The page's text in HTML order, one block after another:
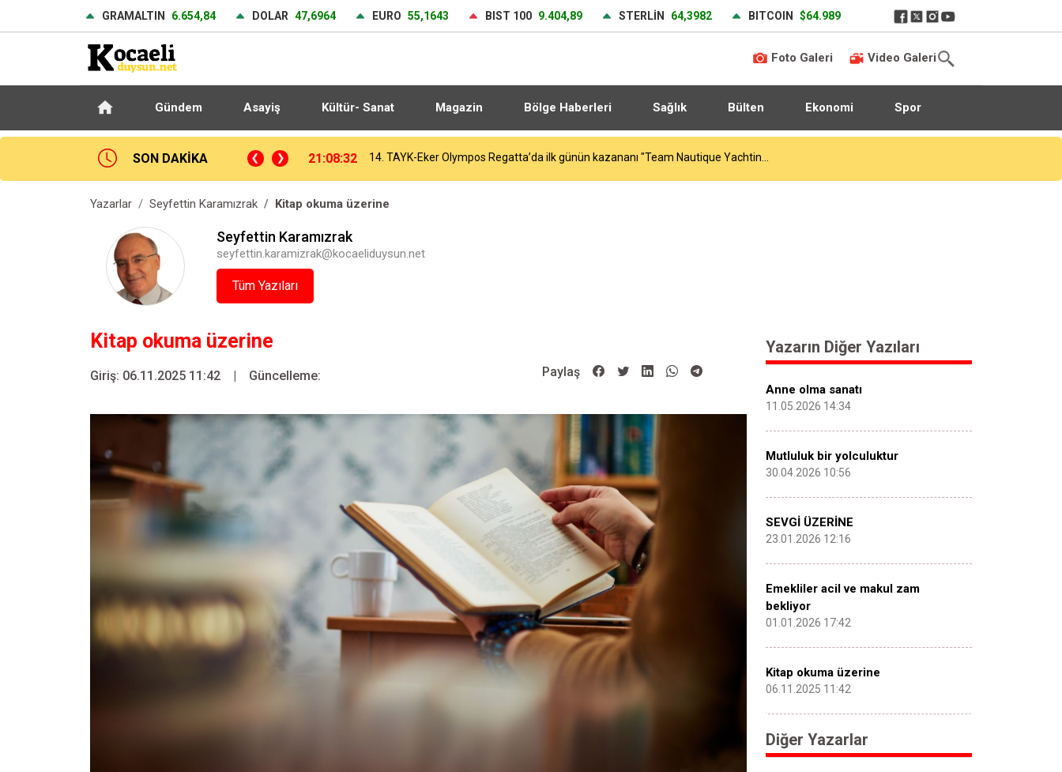
GRAMALTIN 6.654,84 DOLAR 47,6964 EURO 55,1643 BIST 100 9.404,89 STERLİN 64,3982 BITCOIN $64.989
Foto Galeri Video Galeri
Gündem Asayiş Kültür- Sanat Magazin Bölge Haberleri Sağlık Bülten Ekonomi Spor
SON DAKİKA 14. TAYK-Eker Olympos Regatta’da ilk günün kazananı "Team Nautique Yachting" oldu 21:00:54 Galatasaray, yeni sezon hazırlıklarını sürdürüyor
Yazarlar Seyfettin Karamızrak Kitap okuma üzerine
Seyfettin Karamızrak
seyfettin.karamizrak@kocaeliduysun.net
Tüm Yazıları
Kitap okuma üzerine
Giriş: 06.11.2025 11:42 | Güncelleme: Paylaş
Yazarın Diğer Yazıları
Anne olma sanatı
11.05.2026 14:34
Mutluluk bir yolculuktur
30.04.2026 10:56
SEVGİ ÜZERİNE
23.01.2026 12:16
Emekliler acil ve makul zam
bekliyor
01.01.2026 17:42
Kitap okuma üzerine
06.11.2025 11:42
Diğer Yazarlar